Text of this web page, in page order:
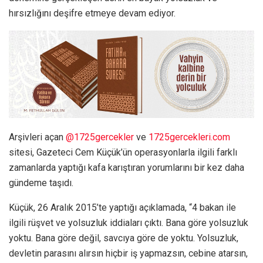
hırsızlığını deşifre etmeye devam ediyor.
Arşivleri açan @1725gercekler ve 1725gercekleri.com
sitesi, Gazeteci Cem Küçük’ün operasyonlarla ilgili farklı
zamanlarda yaptığı kafa karıştıran yorumlarını bir kez daha
gündeme taşıdı.
Küçük, 26 Aralık 2015’te yaptığı açıklamada, “4 bakan ile
ilgili rüşvet ve yolsuzluk iddiaları çıktı. Bana göre yolsuzluk
yoktu. Bana göre değil, savcıya göre de yoktu. Yolsuzluk,
devletin parasını alırsın hiçbir iş yapmazsın, cebine atarsın,